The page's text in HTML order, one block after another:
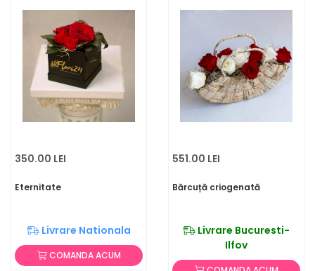
350.00 LEI
Eternitate
Livrare Nationala
COMANDA ACUM
551.00 LEI
Bărcuță criogenată
Livrare Bucuresti-
Ilfov